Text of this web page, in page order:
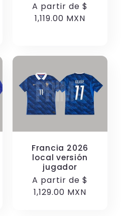
Precio
habitual
A partir de $
1,119.00 MXN
Francia 2026
local versión
jugador
Precio
habitual
A partir de $
1,129.00 MXN